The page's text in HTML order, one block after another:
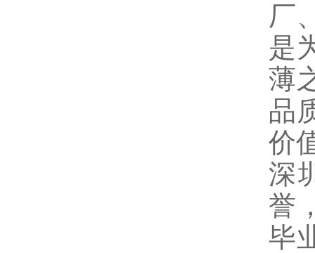
厂
是
薄
品
价
深
誉
毕